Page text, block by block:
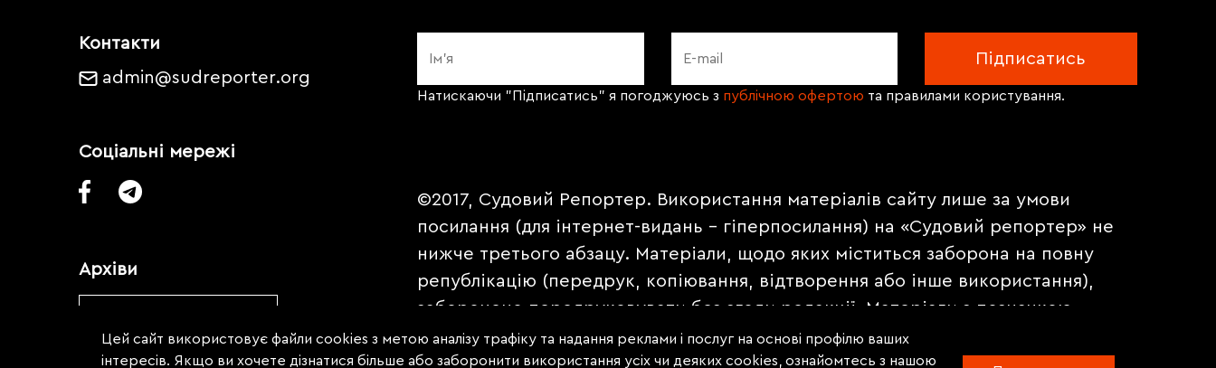
Контакти
admin@sudreporter.org
Соціальні мережі
Архіви
Натискаючи "Підписатись" я погоджуюсь з публічною офертою та правилами користування.
©2017, Судовий Репортер. Використання матеріалів сайту лише за умови
посилання (для інтернет-видань - гіперпосилання) на «Судовий репортер» не
нижче третього абзацу. Матеріали, щодо яких міститься заборона на повну
републікацію (передрук, копіювання, відтворення або інше використання),
заборонено передруковувати без згоди редакції. Матеріали з позначкою
PROMOTED, ЗА ПІДТРИМКИ, * публікуються на правах реклами.
Цей сайт використовує файли cookies з метою аналізу трафіку та надання реклами і послуг на основі профілю ваших
інтересів. Якщо ви хочете дізнатися більше або заборонити використання усіх чи деяких cookies, ознайомтесь з нашою